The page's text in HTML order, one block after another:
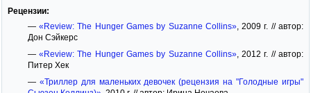
Рецензии:
—«Review: The Hunger Games by Suzanne Collins», 2009 г. // автор:
Дон Сэйкерс
—«Review: The Hunger Games by Suzanne Collins», 2012 г. // автор:
Питер Хек
— «Триллер для маленьких девочек (рецензия на "Голодные игры"